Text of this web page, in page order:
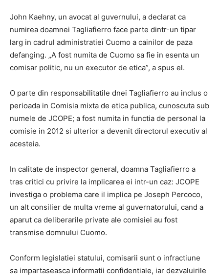
John Kaehny, un avocat al guvernului, a declarat ca
numirea doamnei Tagliafierro face parte dintr-un tipar
larg in cadrul administratiei Cuomo a cainilor de paza
defanging. „A fost numita de Cuomo sa fie in esenta un
comisar politic, nu un executor de etica”, a spus el.
O parte din responsabilitatile dnei Tagliafierro au inclus o
perioada in Comisia mixta de etica publica, cunoscuta sub
numele de JCOPE; a fost numita in functia de personal la
comisie in 2012 si ulterior a devenit directorul executiv al
acesteia.
In calitate de inspector general, doamna Tagliafierro a
tras critici cu privire la implicarea ei intr-un caz: JCOPE
investiga o problema care il implica pe Joseph Percoco,
un alt consilier de multa vreme al guvernatorului, cand a
aparut ca deliberarile private ale comisiei au fost
transmise domnului Cuomo.
Conform legislatiei statului, comisarii sunt o infractiune
sa impartaseasca informatii confidentiale, iar dezvaluirile